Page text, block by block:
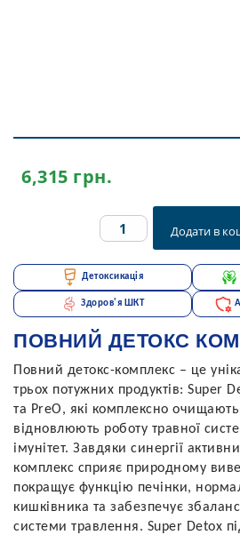
6,315 грн.
Повний
детокс
комплекс
quantity
Додати в
Детоксикація
Здоров'я ШКТ
ПОВНИЙ ДЕТОКС
Повний детокс-комплекс – це
трьох потужних продуктів: Super
та PreO, які комплексно
відновлюють роботу травної
імунітет. Завдяки синергії
комплекс сприяє природному
покращує функцію печінки,
кишківника та забезпечує
системи травлення. Super Detox